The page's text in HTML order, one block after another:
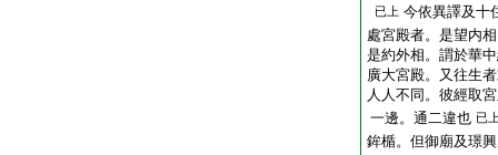
已上 今依異譯及十
處宮殿者。是望内
是約外相。謂於華
廣大宮殿。又往生
人人不同。彼經取
一邊。通二違也 已
鉾楯。但御廟及璟